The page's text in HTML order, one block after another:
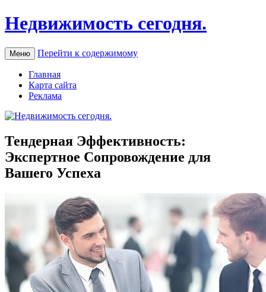
Недвижимость сегодня.
Меню Перейти к содержимому
Главная
Карта сайта
Реклама
Тендерная Эффективность:
Экспертное Сопровождение для
Вашего Успеха